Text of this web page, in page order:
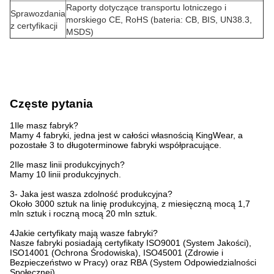
Sprawozdania
z certyfikacji
Raporty dotyczące transportu lotniczego i
morskiego CE, RoHS (bateria: CB, BIS, UN38.3,
MSDS)
Częste pytania
1Ile masz fabryk?
Mamy 4 fabryki, jedna jest w całości własnością KingWear, a
pozostałe 3 to długoterminowe fabryki współpracujące.
2Ile masz linii produkcyjnych?
Mamy 10 linii produkcyjnych.
3- Jaka jest wasza zdolność produkcyjna?
Około 3000 sztuk na linię produkcyjną, z miesięczną mocą 1,7
mln sztuk i roczną mocą 20 mln sztuk.
4Jakie certyfikaty mają wasze fabryki?
Nasze fabryki posiadają certyfikaty ISO9001 (System Jakości),
ISO14001 (Ochrona Środowiska), ISO45001 (Zdrowie i
Bezpieczeństwo w Pracy) oraz RBA (System Odpowiedzialności